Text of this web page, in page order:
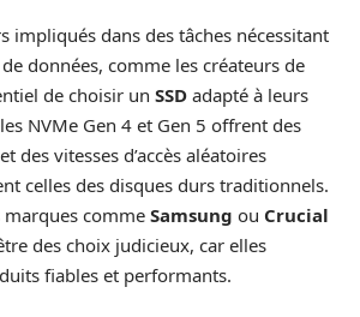
impliqués dans des tâches nécessitant
données, comme les créateurs de
de choisir un SSD adapté à leurs
NVMe Gen 4 et Gen 5 offrent des
des vitesses d’accès aléatoires
celles des disques durs traditionnels.
marques comme Samsung ou Crucial
des choix judicieux, car elles
fiables et performants.